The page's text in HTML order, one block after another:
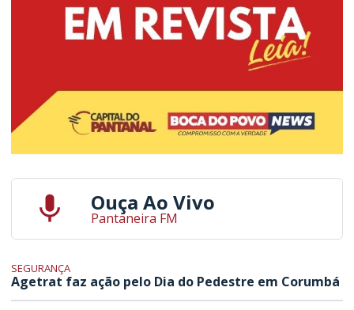
Ouça Ao Vivo
Pantaneira FM
SEGURANÇA
Agetrat faz ação pelo Dia do Pedestre em Corumbá